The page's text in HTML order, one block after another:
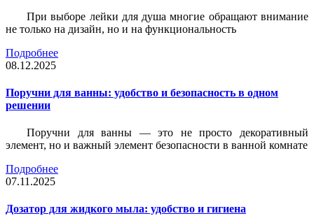
При выборе лейки для душа многие обращают внимание
не только на дизайн, но и на функциональность
Подробнее
08.12.2025
Поручни для ванны: удобство и безопасность в одном
решении
Поручни для ванны — это не просто декоративный
элемент, но и важный элемент безопасности в ванной комнате
Подробнее
07.11.2025
Дозатор для жидкого мыла: удобство и гигиена